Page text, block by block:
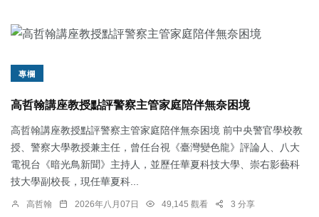
專欄
高哲翰講座教授點評警察主管家庭陪伴無奈困境
高哲翰講座教授點評警察主管家庭陪伴無奈困境 前中央警官學校教
授、警察大學教授兼主任，曾任台視《臺灣變色龍》評論人、八大
電視台《暗光鳥新聞》主持人，並歷任華夏科技大學、崇右影藝科
技大學副校長，現任華夏科...
高哲翰 2026年八月07日 49,145 觀看 3 分享